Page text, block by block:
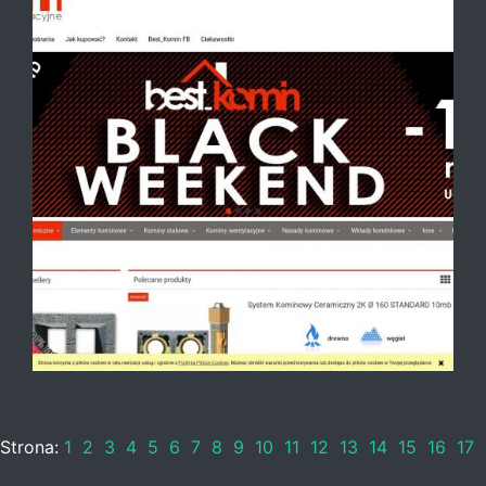
Strona: 1 2 3 4 5 6 7 8 9 10 11 12 13 14 15 16 17